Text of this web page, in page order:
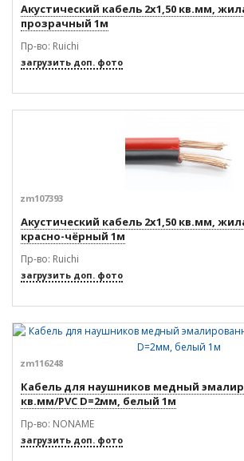
Акустический кабель 2x1,50 кв.мм,
прозрачный 1м
Пр-во: Ruichi
загрузить доп. фото
zm107393
Акустический кабель 2x1,50 кв.мм,
красно-чёрный 1м
Пр-во: Ruichi
загрузить доп. фото
zm116248
Кабель для наушников медный
кв.мм/PVC D=2мм, белый 1м
Пр-во: NONAME
загрузить доп. фото